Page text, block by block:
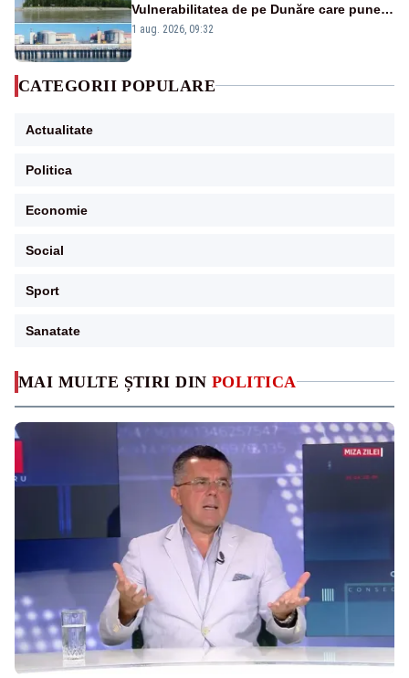
MAI MULTE ȘTIRI DIN POLITICA
Vulnerabilitatea de pe Dunăre care pune
în pericol Centrala Cernavodă era
1 aug. 2026, 09:32
CATEGORII POPULARE
Actualitate
Politica
Economie
Social
Sport
Sanatate